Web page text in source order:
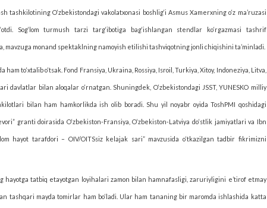
tashkilotining O‘zbekistondagi vakolatxonasi boshlig‘i Asmus Xamerxning o‘z ma’ruzasi
Sog‘­lom turmush tarzi targ‘ibotiga bag‘ishlangan stendlar ko‘rgazmasi tashrif
mavzuga monand spektaklning namoyish etilishi tashviqotning jonli chiqishini ta’minladi.
to‘xtalib o‘tsak. Fond Fransiya, Ukraina, Rossiya, Isroil, Turkiya, Xitoy, Indoneziya, Litva,
davlatlar bilan aloqalar o‘rnatgan. Shuningdek, O‘zbekistondagi JSST, YUNESKO milliy
bilan ham hamkorlikda ish olib boradi. Shu yil noyabr oyida ToshPMI qoshidagi
granti doirasida O‘zbekiston-Fransiya, O‘zbekiston-Latviya do‘stlik jamiyatlari va Ibn
hayot tarafdori – OIV/OITSsiz kelajak sari” mavzusida o‘tkazilgan tadbir fikrimizni
hayotga tatbiq etayotgan loyihalari zamon bilan hamnafasligi, zaruriyligini e’tirof etmay
tash­qari mayda tomirlar ham bo‘ladi. Ular ham tananing bir maromda ishlashida katta